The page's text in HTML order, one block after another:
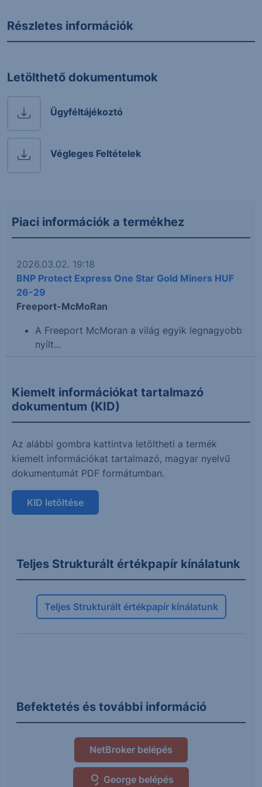
Részletes információk
Letölthető dokumentumok
Ügyféltájékoztó
Végleges Feltételek
Piaci információk a termékhez
2026.03.02. 19:18
BNP Protect Express One Star Gold Miners HUF
26-29
Freeport-McMoRan
A Freeport McMoran a világ egyik legnagyobb
nyílt...
Kiemelt információkat tartalmazó
dokumentum (KID)
Az alábbi gombra kattintva letöltheti a termék
kiemelt információkat tartalmazó, magyar nyelvű
dokumentumát PDF formátumban.
KID letöltése
Teljes Strukturált értékpapír kínálatunk
Teljes Strukturált értékpapír kínálatunk
Befektetés és további információ
NetBroker belépés
George belépés